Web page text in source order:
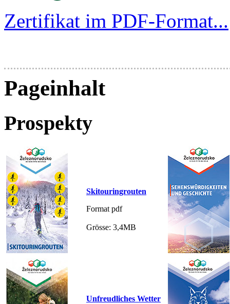
Zertifikat im PDF-Format...
Pageinhalt
Prospekty
Skitouringrouten
Format pdf
Grösse: 3,4MB
Unfreudliches Wetter